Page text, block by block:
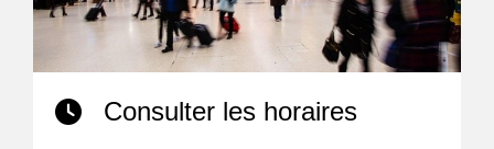
Consulter les horaires